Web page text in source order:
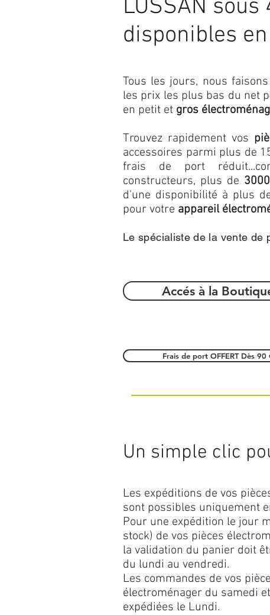
LUSSAN sous
disponibles
Accés à la
Tous les jours, nous
les prix les plus bas du net
en petit et gros
Trouvez rapidement vos
accessoires parmi plus de
frais de port
constructeurs, plus de
d'une disponibilité à plus
pour votre appareil
Le spécialiste de la vente de
Frais de port OFFERT Dès 90
Un simple clic
Les expéditions de vos
sont possibles uniquement
Pour une expédition le jour
stock) de vos pièces
la validation du panier doit
du lundi au vendredi.
Les commandes de vos
électroménager du samedi
expédiées le Lundi.